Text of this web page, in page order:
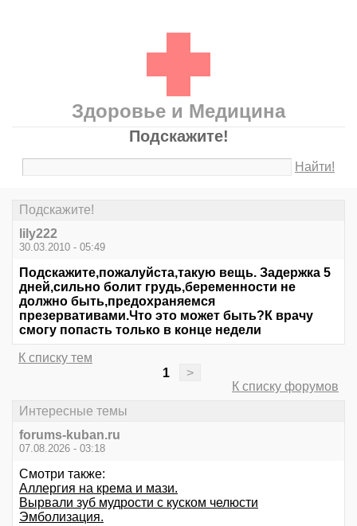
Здоровье и Медицина
Подскажите!
Найти!
Подскажите!
lily222
30.03.2010 - 05:49
Подскажите,пожалуйста,такую вещь. Задержка 5
дней,сильно болит грудь,беременности не
должно быть,предохраняемся
презервативами.Что это может быть?К врачу
смогу попасть только в конце недели
К списку тем
1
>
К списку форумов
Интересные темы
forums-kuban.ru
07.08.2026 - 03:18
Смотри также:
Аллергия на крема и мази.
Вырвали зуб мудрости с куском челюсти
Эмболизация.